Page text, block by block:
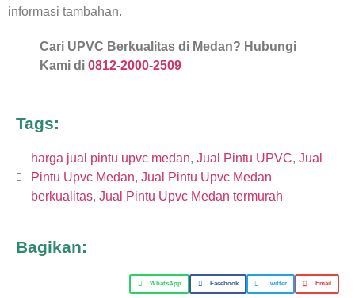
informasi tambahan.
Cari UPVC Berkualitas di Medan? Hubungi
Kami di 0812-2000-2509
Tags:
harga jual pintu upvc medan, Jual Pintu UPVC, Jual
Pintu Upvc Medan, Jual Pintu Upvc Medan
berkualitas, Jual Pintu Upvc Medan termurah
Bagikan:
WhatsApp Facebook Twitter Email